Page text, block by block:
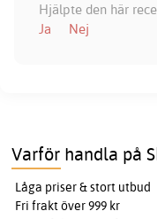
Hjälpte den här
Ja
Nej
Varför handla på
Låga priser & stort utbud
Fri frakt över 999 kr